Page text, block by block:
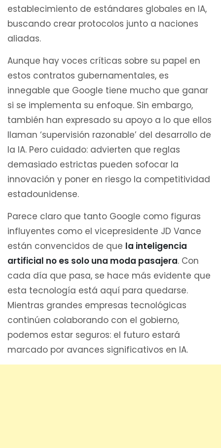
establecimiento de estándares globales en IA,
buscando crear protocolos junto a naciones
aliadas.
Aunque hay voces críticas sobre su papel en
estos contratos gubernamentales, es
innegable que Google tiene mucho que ganar
si se implementa su enfoque. Sin embargo,
también han expresado su apoyo a lo que ellos
llaman ‘supervisión razonable’ del desarrollo de
la IA. Pero cuidado: advierten que reglas
demasiado estrictas pueden sofocar la
innovación y poner en riesgo la competitividad
estadounidense.
Parece claro que tanto Google como figuras
influyentes como el vicepresidente JD Vance
están convencidos de que la inteligencia
artificial no es solo una moda pasajera. Con
cada día que pasa, se hace más evidente que
esta tecnología está aquí para quedarse.
Mientras grandes empresas tecnológicas
continúen colaborando con el gobierno,
podemos estar seguros: el futuro estará
marcado por avances significativos en IA.